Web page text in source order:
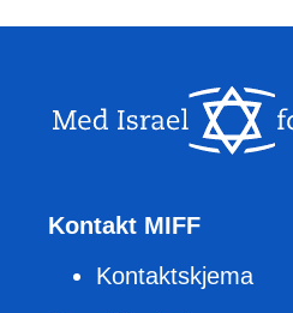
Kontakt MIFF
Kontaktskjema